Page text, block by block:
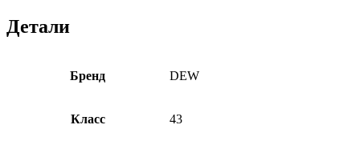
Детали
Бренд DEW
Класс 43